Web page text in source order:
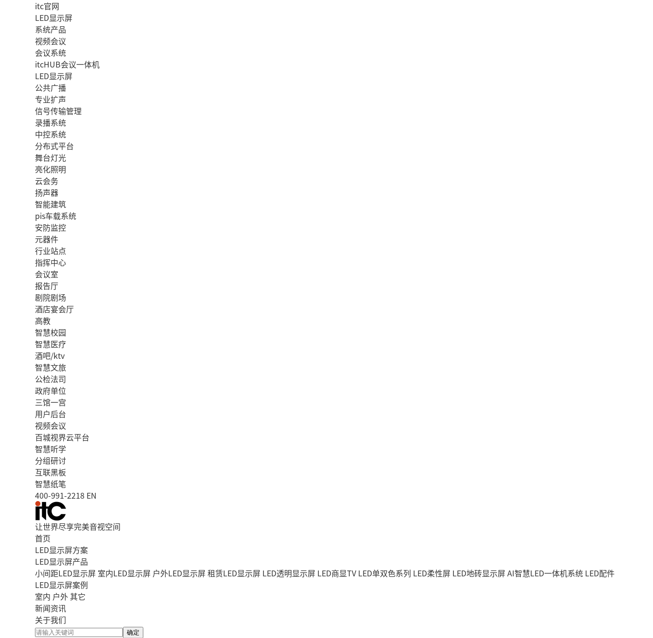
itc官网
LED显示屏
系统产品
视频会议
会议系统
itcHUB会议一体机
LED显示屏
公共广播
专业扩声
信号传输管理
录播系统
中控系统
分布式平台
舞台灯光
亮化照明
云会务
扬声器
智能建筑
pis车载系统
安防监控
元器件
行业站点
指挥中心
会议室
报告厅
剧院剧场
酒店宴会厅
高教
智慧校园
智慧医疗
酒吧/ktv
智慧文旅
公检法司
政府单位
三馆一宫
用户后台
视频会议
百城视界云平台
智慧听学
分组研讨
互联黑板
智慧纸笔
400-991-2218 EN
让世界尽享完美音视空间
首页
LED显示屏方案
LED显示屏产品
小间距LED显示屏 室内LED显示屏 户外LED显示屏租赁LED显示屏 LED透明显示屏 LED商显TV LED单双色系列 LED柔性屏 LED地砖显示屏AI智慧LED一体机系统 LED配件
LED显示屏案例
室内 户外其它
新闻资讯
关于我们
确定